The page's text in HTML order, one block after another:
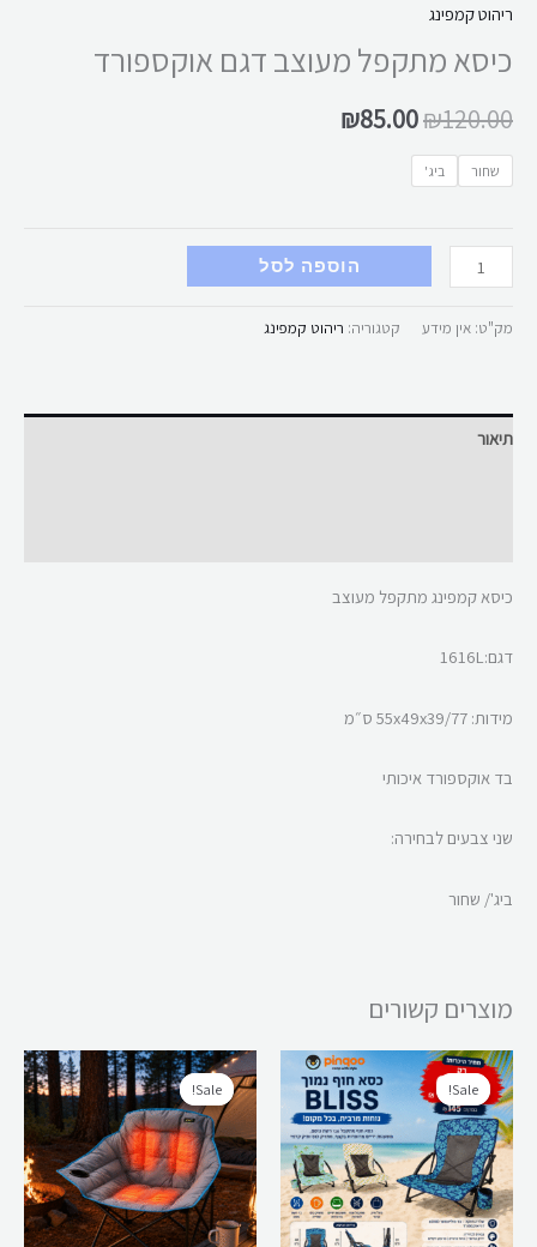
ריהוט קמפינג
כיסא מתקפל מעוצב דגם אוקספורד
₪120.00
₪85.00
שחור ביג'
הוספה לסל
מק"ט: אין מידע קטגוריה: ריהוט קמפינג
תיאור
כיסא קמפינג מתקפל מעוצב
דגם:1616L
מידות: 55x49x39/77 ס״מ
בד אוקספורד איכותי
שני צבעים לבחירה:
ביג'/ שחור
מוצרים קשורים
Sale!
Sale!
המחיר
המקורי
היה:
₪145.00.
המחיר
הנוכחי
הוא:
₪99.99.
למוצר
זה
יש
מספר
סוגים.
ניתן
Sale!
Sale!
המחיר
המקורי
היה:
₪349.90.
המחיר
הנוכחי
הוא:
₪249.90.